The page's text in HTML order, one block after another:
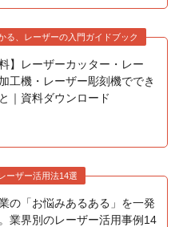
る、レーザーの入門ガイドブック
料】レーザーカッター・レー
工機・レーザー彫刻機ででき
｜資料ダウンロード
ーザー活用法14選
の「お悩みあるある」を一発
業界別のレーザー活用事例14